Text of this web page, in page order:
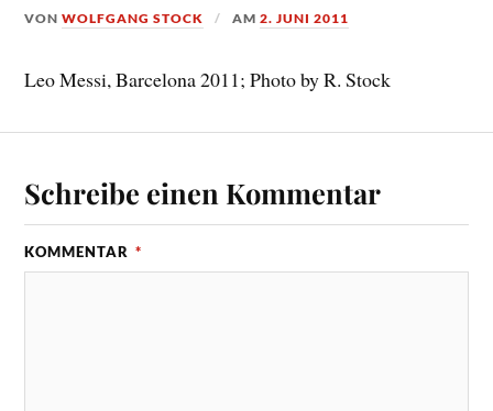
VONWOLFGANG STOCK AM2. JUNI 2011
Leo Messi, Barcelona 2011; Photo by R. Stock
Schreibe einen Kommentar
KOMMENTAR *